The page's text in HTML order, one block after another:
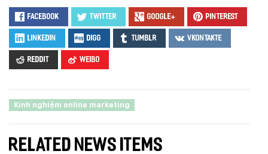
Facebook Twitter Google+ Pinterest
LinkedIn Digg Tumblr VKontakte
Reddit Weibo
Kinh nghiệm online marketing
RELATED NEWS ITEMS